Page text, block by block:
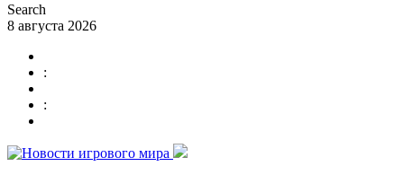
Search
8 августа 2026
:
: